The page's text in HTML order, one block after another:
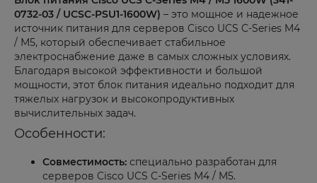
0732-03 / UCSC-PSU1-1600W) – это мощное и надежное
источник питания для серверов Cisco UCS C-Series M4
/ M5, который обеспечивает стабильное
электроснабжение даже в самых сложных условиях.
Благодаря высокой эффективности и большой
мощности, этот блок питания идеально подходит для
тяжелых нагрузок и высокопродуктивных
вычислительных задач.
Особенности:
Совместимость: специально разработан для
серверов Cisco UCS C-Series M4 / M5.